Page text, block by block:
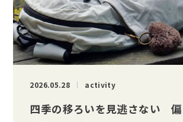
2026.05.28 activity
四季の移ろいを見逃さない